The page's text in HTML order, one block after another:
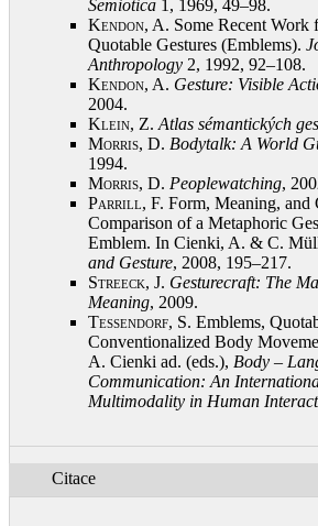
Semiotica 1, 1969, 49–98.
Kendon, A. Some Recent Work
Quotable Gestures (Emblems).
Anthropology 2, 1992, 92–108.
Kendon, A. Gesture: Visible
2004.
Klein, Z. Atlas sémantických
Morris, D. Bodytalk: A World
1994.
Morris, D. Peoplewatching,
Parrill, F. Form, Meaning, and
Comparison of a Metaphoric
Emblem. In Cienki, A. & C.
and Gesture, 2008, 195–217.
Streeck, J. Gesturecraft: The
Meaning, 2009.
Teßendorf, S. Emblems,
Conventionalized Body
A. Cienki ad. (eds.), Body –
Communication: An
Multimodality in Human
Citace